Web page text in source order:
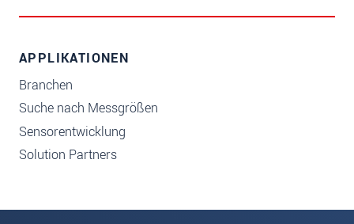
APPLIKATIONEN
Branchen
Suche nach Messgrößen
Sensorentwicklung
Solution Partners